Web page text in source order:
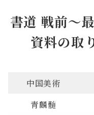
書道 戦前～
資料の
中国美術
青麟髄